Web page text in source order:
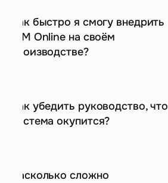
Как быстро я смогу внедрить
IDM Online на своём
производстве?
Как убедить руководство, что
система окупится?
Насколько сложно